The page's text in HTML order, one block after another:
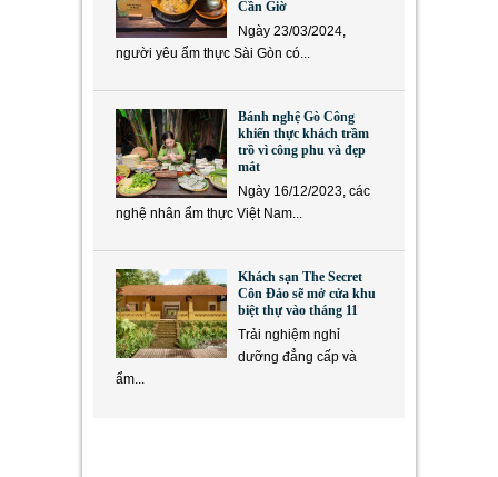
Cần Giờ
Ngày 23/03/2024,
người yêu ẩm thực Sài Gòn có...
Bánh nghệ Gò Công
khiến thực khách trầm
trồ vì công phu và đẹp
mắt
Ngày 16/12/2023, các
nghệ nhân ẩm thực Việt Nam...
Khách sạn The Secret
Côn Đảo sẽ mở cửa khu
biệt thự vào tháng 11
Trải nghiệm nghỉ
dưỡng đẳng cấp và
ẩm...